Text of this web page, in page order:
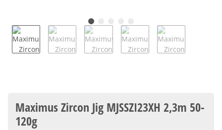
Maximus Zircon Jig MJSSZI23XH 2,3m 50-
120g